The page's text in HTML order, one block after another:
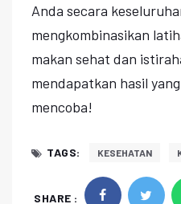
Anda secara
mengkombinasikan
makan sehat dan
mendapatkan hasil
mencoba!
TAGS: KESEHATAN
SHARE :